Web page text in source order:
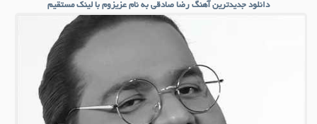
دانلود جدیدترین آهنگ رضا صادقی به نام عزیزوم با لینک مستقیم